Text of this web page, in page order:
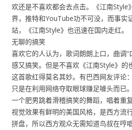
欢还是不喜欢都会去点击。《江南Style
界，推特和YouTube功不可没，而事实
站，《江南Style》也迅速在国内走红。
无聊的搞笑
喜欢它的人认为，歌词朗朗上口，曲调“
感又搞笑。但是不喜欢《江南Style》的
这首歌红得莫名其妙。有巴西网友评论
只是在利用网络夺取眼球赚足噱头而已
一个肥男跳着滑稽搞笑的舞蹈，唱着重
视觉效果有鲜明的美国风格，是西方流
拼盘，所以西方观众无需知道鸟叔在哼